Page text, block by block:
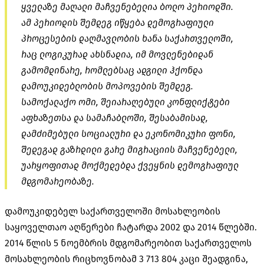
ყველაზე მაღალი მაჩვენებელია ბოლო პერიოდში.
ამ პერიოდის შემდეგ იწყება დემოგრაფიული
პროცესების დაღმავლობის ხანა საქართველოში,
რაც ლოგიკურად ახსნადია, იმ მოვლენებიდან
გამომდინარე, რომლებსაც ადგილი ჰქონდა
დამოუკიდებლობის მოპოვების შემდეგ.
სამოქალაქო ომი, შეიარაღებული კონფლიქტები
აფხაზეთსა და სამაჩაბლოში, შესაბამისად,
დამძიმებული სოციალური და ეკონომიკური ფონი,
შედეგად გაზრდილი გარე მიგრაციის მაჩვენებელი,
უარყოფითად მოქმედებდა ქვეყნის დემოგრაფიულ
მდგომარეობაზე.
დამოუკიდებელ საქართველოში მოსახლეობის
საყოველთაო აღწერები ჩატარდა 2002 და 2014 წლებში.
2014 წლის 5 ნოემბრის მდგომარეობით საქართველოს
მოსახლეობის რიცხოვნობამ 3 713 804 კაცი შეადგინა,